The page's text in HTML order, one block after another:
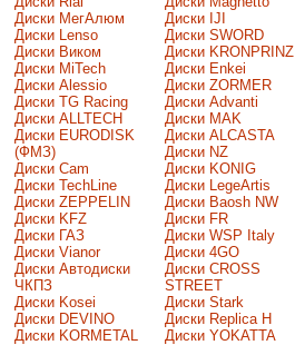
Диски МегАлюм
Диски Lenso
Диски Виком
Диски MiTech
Диски Alessio
Диски TG Racing
Диски ALLTECH
Диски EURODISK
(ФМЗ)
Диски Cam
Диски TechLine
Диски ZEPPELIN
Диски KFZ
Диски ГАЗ
Диски Vianor
Диски Автодиски
ЧКПЗ
Диски Kosei
Диски DEVINO
Диски KORMETAL
Диски IJI
Диски SWORD
Диски KRONPRINZ
Диски Enkei
Диски ZORMER
Диски Advanti
Диски MAK
Диски ALCASTA
Диски NZ
Диски KONIG
Диски LegeArtis
Диски Baosh NW
Диски FR
Диски WSP Italy
Диски 4GO
Диски CROSS
STREET
Диски Stark
Диски Replica H
Диски YOKATTA